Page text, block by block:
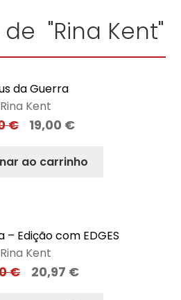
"Rina Kent"
da Guerra
Rina Kent
€ 19,00 €
ao carrinho
– Edição com EDGES
Rina Kent
€ 20,97 €